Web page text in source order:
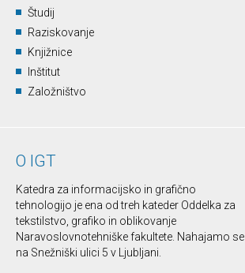
Študij
Raziskovanje
Knjižnice
Inštitut
Založništvo
O IGT
Katedra za informacijsko in grafično
tehnologijo je ena od treh kateder Oddelka za
tekstilstvo, grafiko in oblikovanje
Naravoslovnotehniške fakultete. Nahajamo se
na Snežniški ulici 5 v Ljubljani.